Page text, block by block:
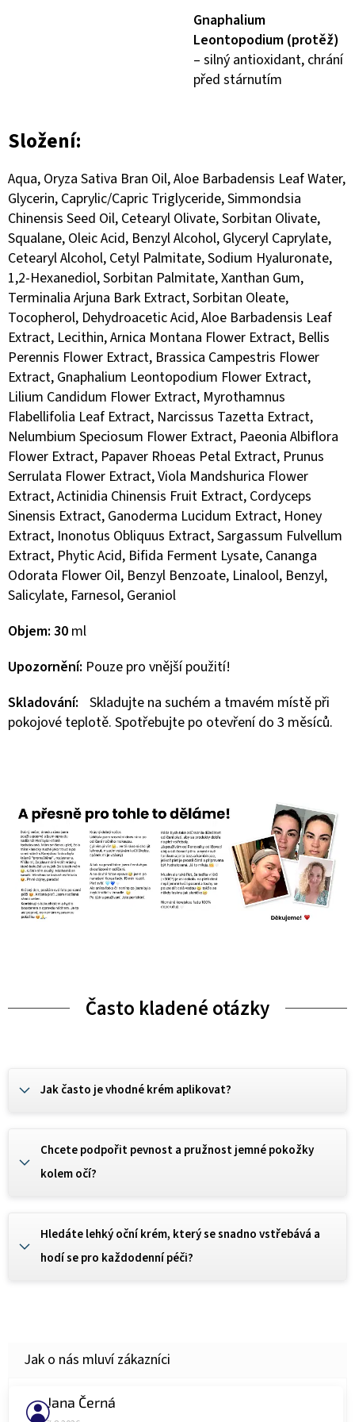
Gnaphalium
Leontopodium (protěž)
– silný antioxidant, chrání
před stárnutím
Složení:
Aqua, Oryza Sativa Bran Oil, Aloe Barbadensis Leaf Water,
Glycerin, Caprylic/Capric Triglyceride, Simmondsia
Chinensis Seed Oil, Cetearyl Olivate, Sorbitan Olivate,
Squalane, Oleic Acid, Benzyl Alcohol, Glyceryl Caprylate,
Cetearyl Alcohol, Cetyl Palmitate, Sodium Hyaluronate,
1,2-Hexanediol, Sorbitan Palmitate, Xanthan Gum,
Terminalia Arjuna Bark Extract, Sorbitan Oleate,
Tocopherol, Dehydroacetic Acid, Aloe Barbadensis Leaf
Extract, Lecithin, Arnica Montana Flower Extract, Bellis
Perennis Flower Extract, Brassica Campestris Flower
Extract, Gnaphalium Leontopodium Flower Extract,
Lilium Candidum Flower Extract, Myrothamnus
Flabellifolia Leaf Extract, Narcissus Tazetta Extract,
Nelumbium Speciosum Flower Extract, Paeonia Albiflora
Flower Extract, Papaver Rhoeas Petal Extract, Prunus
Serrulata Flower Extract, Viola Mandshurica Flower
Extract, Actinidia Chinensis Fruit Extract, Cordyceps
Sinensis Extract, Ganoderma Lucidum Extract, Honey
Extract, Inonotus Obliquus Extract, Sargassum Fulvellum
Extract, Phytic Acid, Bifida Ferment Lysate, Cananga
Odorata Flower Oil, Benzyl Benzoate, Linalool, Benzyl,
Salicylate, Farnesol, Geraniol
Objem: 30 ml
Upozornění: Pouze pro vnější použití!
Skladování: Skladujte na suchém a tmavém místě při
pokojové teplotě. Spotřebujte po otevření do 3 měsíců.
Často kladené otázky
Jak často je vhodné krém aplikovat?
Chcete podpořit pevnost a pružnost jemné pokožky
kolem očí?
Hledáte lehký oční krém, který se snadno vstřebává a
hodí se pro každodenní péči?
Jana Černá